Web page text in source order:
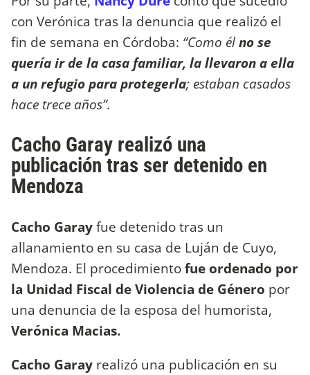
con Verónica tras la denuncia que realizó el
fin de semana en Córdoba: “Como élno se
quería ir de la casa familiar, la llevaron a ella
a un refugio para protegerla; estaban casados
hace trece años”.
Cacho Garay realizó una
publicación tras ser detenido en
Mendoza
Cacho Garayfue detenido tras un
allanamiento en su casa de Luján de Cuyo,
Mendoza. El procedimientofue ordenado por
la Unidad Fiscal de Violencia de Género por
una denuncia de la esposa del humorista,
Verónica Macias.
Cacho Garay realizó una publicación en su